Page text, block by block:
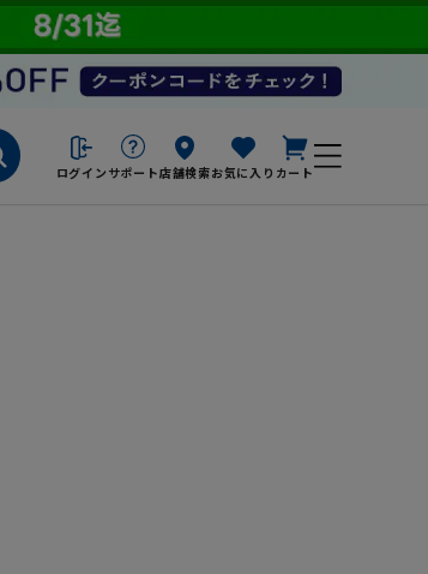
ログイン サポート店舗検索お気に入り カート